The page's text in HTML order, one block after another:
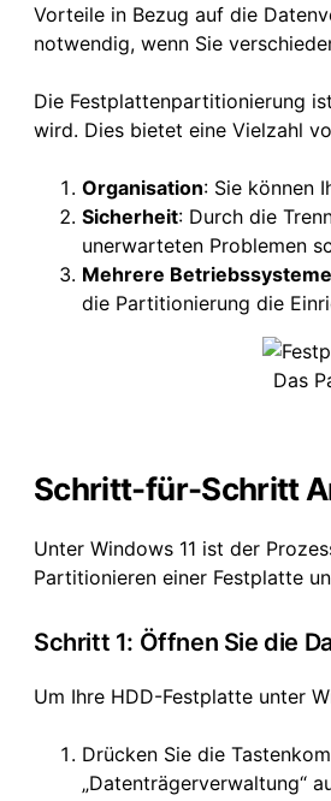
Vorteile in Bezug auf die
notwendig, wenn Sie
Die Festplattenpartitionierung
wird. Dies bietet eine Vielzahl
Organisation: Sie können
Sicherheit: Durch die
unerwarteten Problemen
Mehrere Betriebssysteme
die Partitionierung die
Das
Schritt-für-Schritt
Unter Windows 11 ist der
Partitionieren einer Festplatte
Schritt 1: Öffnen Sie die
Um Ihre HDD-Festplatte unter
Drücken Sie die
„Datenträgerverwaltung“